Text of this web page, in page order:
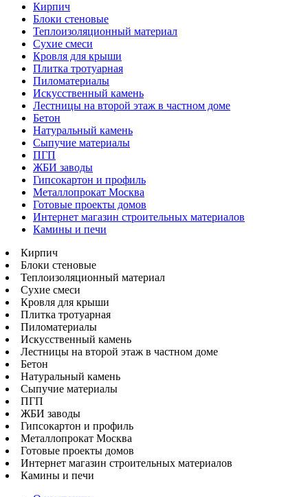
Кирпич
Блоки стеновые
Теплоизоляционный материал
Сухие смеси
Кровля для крыши
Плитка тротуарная
Пиломатериалы
Искусственный камень
Лестницы на второй этаж в частном доме
Бетон
Натуральный камень
Сыпучие материалы
ПГП
ЖБИ заводы
Гипсокартон и профиль
Металлопрокат Москва
Готовые проекты домов
Интернет магазин строительных материалов
Камины и печи
Кирпич
Блоки стеновые
Теплоизоляционный материал
Сухие смеси
Кровля для крыши
Плитка тротуарная
Пиломатериалы
Искусственный камень
Лестницы на второй этаж в частном доме
Бетон
Натуральный камень
Сыпучие материалы
ПГП
ЖБИ заводы
Гипсокартон и профиль
Металлопрокат Москва
Готовые проекты домов
Интернет магазин строительных материалов
Камины и печи